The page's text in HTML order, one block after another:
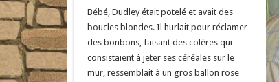
Bébé, Dudley était potelé et avait des
boucles blondes. Il hurlait pour réclamer
des bonbons, faisant des colères qui
consistaient à jeter ses céréales sur le
mur, ressemblait à un gros ballon rose